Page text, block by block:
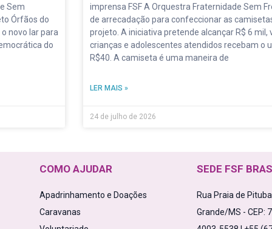
Sem
Órfãos do
novo lar para
do
imprensa FSF A Orquestra Fraternidade Sem
de arrecadação para confeccionar as
projeto. A iniciativa pretende alcançar R$ 6
crianças e adolescentes atendidos recebam o
R$40. A camiseta é uma maneira de
LER MAIS »
24 de julho de 2026
COMO AJUDAR
Apadrinhamento e Doações
Caravanas
SEDE FSF
Rua Praia de
Grande/MS - CEP: